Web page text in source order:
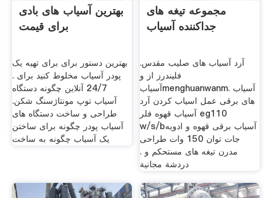
بهترین آسیاب های بادی
برای قیمت
بهترین دستور برای برای تهیه یک
پودر آسیاب مخلوط کنید برای .
24/7 آنلاین چگونه دستگاه
آسیاب توپ مونتاژسنگ شکن.
طراحی و ساخت دستگاه های
آسیاب پودر چگونه برای ساختن
یک آسیاب چگونه به ساخت
مجموعه تیغه های
جداکننده آسیاب
آرد آسیاب های صلیب مقدس.
فلیندرز از و
آسیابmenghuanwanm. آسیاب
های برقی عمل اسیاب کردن آرد
آسیاب قهوه فلر eg110
w/s/bآسیاب برقی قهوه و ادویه
جات توان 150 وات طراحی
مدرن تیغه های مستحکم و .
دردشة مجانية